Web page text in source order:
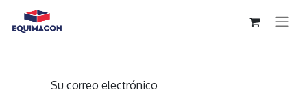
Su correo electrónico